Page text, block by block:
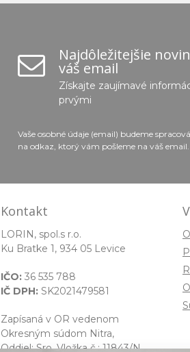
Najdôležitejšie
váš email
Získajte zaujímavé
prvými
Vaše osobné údaje (email) budeme
na odkaz, ktorý vám pošleme na váš
Kontakt
LORIN, spol.s r.o.
Ku Bratke 1, 934 05 Levice
IČO: 36 535 788
IČ DPH: SK2021479581
Zapísaná v OR vedenom
Okresným súdom Nitra,
Oddiel: Sro, Vložka č.: 11843/N,